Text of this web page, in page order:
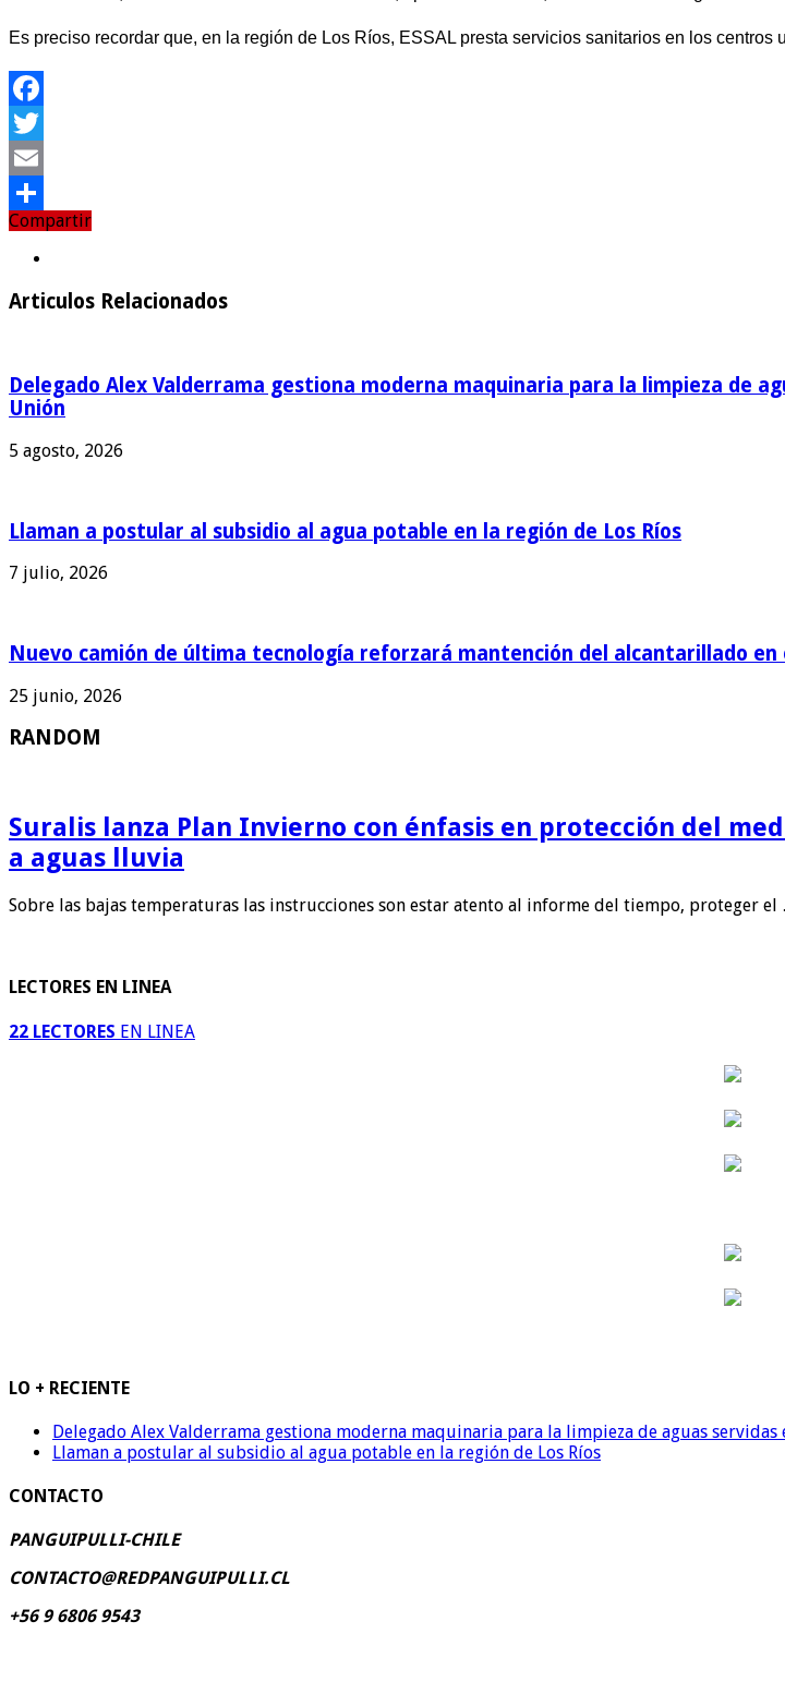
Es preciso recordar que, en la región de Los Ríos, ESSAL presta servicios sanitarios en los
Facebook
Twitter
Email
Compartir
Compartir
Articulos Relacionados
Delegado Alex Valderrama gestiona moderna maquinaria para la limpieza de
Unión
5 agosto, 2026
Llaman a postular al subsidio al agua potable en la región de Los Ríos
7 julio, 2026
Nuevo camión de última tecnología reforzará mantención del alcantarillado en
25 junio, 2026
RANDOM
Suralis lanza Plan Invierno con énfasis en protección del
a aguas lluvia
Sobre las bajas temperaturas las instrucciones son estar atento al informe del tiempo, proteger
LECTORES EN LINEA
22 LECTORES EN LINEA
LO + RECIENTE
Delegado Alex Valderrama gestiona moderna maquinaria para la limpieza de aguas
Llaman a postular al subsidio al agua potable en la región de Los Ríos
CONTACTO
PANGUIPULLI-CHILE
CONTACTO@REDPANGUIPULLI.CL
+56 9 6806 9543